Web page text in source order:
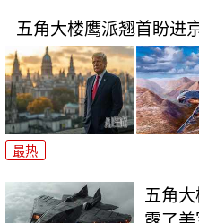
五角大楼鹰派翘首盼进
最热
五角